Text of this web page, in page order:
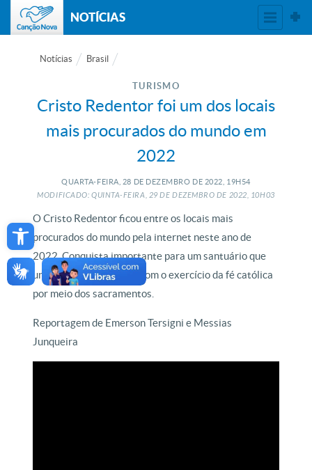
Open toolbar
NOTÍCIAS
Notícias Brasil
TURISMO
Cristo Redentor foi um dos locais
mais procurados do mundo em
2022
QUARTA-FEIRA, 28 DE DEZEMBRO DE 2022, 19H54
MODIFICADO: QUINTA-FEIRA, 29DE DEZEMBRO DE 2022, 10H03
O Cristo Redentor ficou entre os locais mais
procurados do mundo pela internet neste ano de
2022. Conquista importante para um santuário que
une a beleza da criação com o exercício da fé católica
por meio dos sacramentos.
Reportagem de Emerson Tersigni e Messias
Junqueira